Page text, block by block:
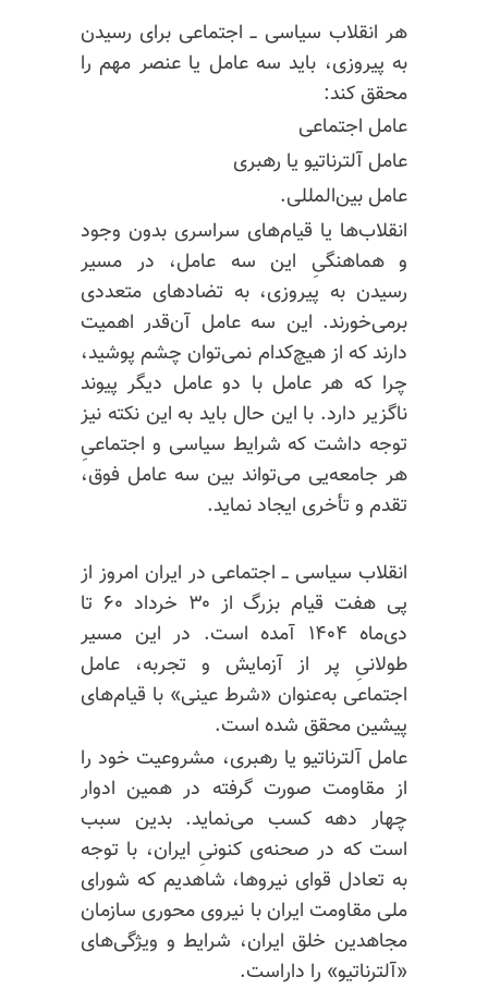
هر انقلاب سیاسی ــ اجتماعی برای رسیدن
به پیروزی، باید سه عامل یا عنصر مهم را
محقق کند:
عامل اجتماعی
عامل آلترناتیو یا رهبری
عامل بین‌المللی.
انقلاب‌ها یا قیام‌های سراسری بدون وجود
و هماهنگیِ این سه عامل، در مسیر
رسیدن به پیروزی، به تضادهای متعددی
برمی‌خورند. این سه عامل آن‌قدر اهمیت
دارند که از هیچ‌کدام نمی‌توان چشم پوشید،
چرا که هر عامل با دو عامل دیگر پیوند
ناگزیر دارد. با این حال باید به این نکته نیز
توجه داشت که شرایط سیاسی و اجتماعیِ
هر جامعه‌یی می‌تواند بین سه عامل فوق،
تقدم و تأخری ایجاد نماید.
انقلاب سیاسی ــ اجتماعی در ایران امروز از
پی هفت قیام بزرگ از ۳۰ خرداد ۶۰ تا
دی‌ماه ۱۴۰۴ آمده است. در این مسیر
طولانیِ پر از آزمایش و تجربه، عامل
اجتماعی به‌عنوان «شرط عینی» با قیام‌های
پیشین محقق شده است.
عامل آلترناتیو یا رهبری، مشروعیت خود را
از مقاومت صورت گرفته در همین ادوار
چهار دهه کسب می‌نماید. بدین سبب
است که در صحنه‌ی کنونیِ ایران، با توجه
به تعادل قوای نیروها، شاهدیم که شورای
ملی مقاومت ایران با نیروی محوری سازمان
مجاهدین خلق ایران، شرایط و ویژگی‌های
«آلترناتیو» را داراست.